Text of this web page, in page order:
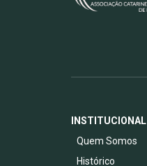
INSTITUCIONAL
Quem Somos
Histórico